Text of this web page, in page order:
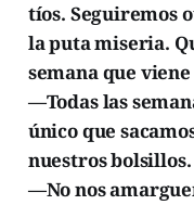
tíos. Seguiremos
la puta miseria.
semana que
—Todas las
único que
nuestros bolsillos.
—No nos